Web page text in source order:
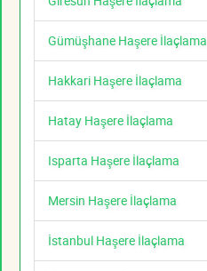
Gümüşhane Haşere İlaçlama
Hakkari Haşere İlaçlama
Hatay Haşere İlaçlama
Isparta Haşere İlaçlama
Mersin Haşere İlaçlama
İstanbul Haşere İlaçlama